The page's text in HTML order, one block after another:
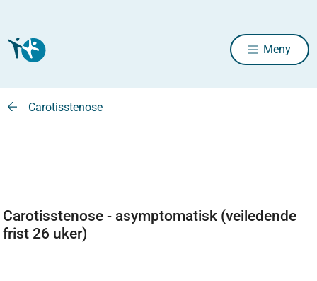
Meny
Carotisstenose
Carotisstenose - asymptomatisk (veiledende
frist 26 uker)